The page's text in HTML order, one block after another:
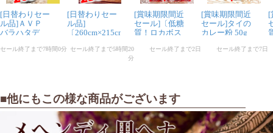
子が良くなりました。
長年湯シャンや自然派シャンプーなど試してきました
が、ベタつき、きしみ、痒みなどに悩まされ、まあでも
市販のシャンプーは使いたくないのだから仕方ないと諦
ってる最中の髪の絡まりが皆無で驚きました。水でさっ
と流すだけで洗い残しの気持ち悪さも感じないし、髪も
乾きやすくなったように思います。
■他にもこの様な商品がございます